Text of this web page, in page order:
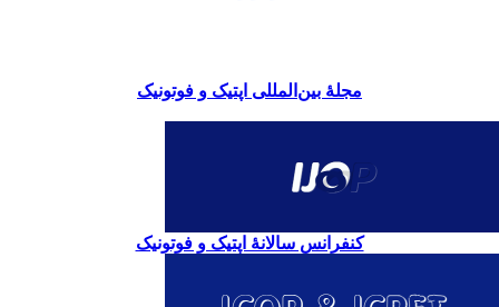
مجلۀ بین‌المللی اپتیک و فوتونیک
کنفرانس سالانۀ اپتیک و فوتونیک